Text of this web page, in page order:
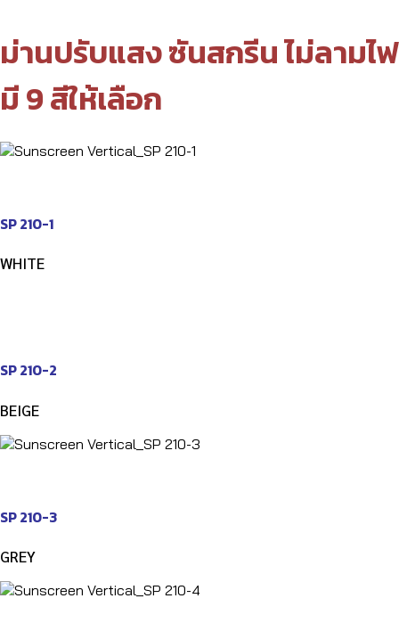
ม่านปรับแสง ซันสกรีน ไม่ลามไฟ
มี 9 สีให้เลือก
SP 210-1
WHITE
SP 210-2
BEIGE
SP 210-3
GREY